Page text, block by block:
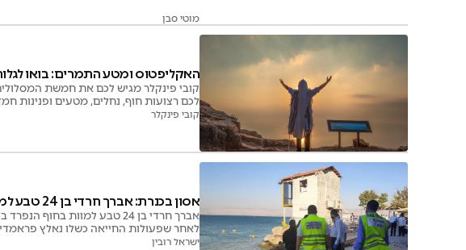
מוטי סבן
האקליפטוס ומטע התמרים: בואו
קובי פינקלר מגיש לכם את חמשת
לכם רצועות חוף, נחלים, מטעים ופנינות
קובי פינקלר
אסון בכנרת: אברך חרדי בן 24 טבע למוות
אברך חרדי בן 24 טבע למוות
לאחר שפעולות החייאה כשלו נאלץ
ישראל רובין